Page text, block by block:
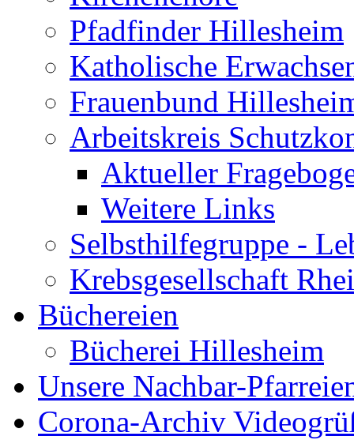
Pfadfinder Hillesheim
Katholische
Frauenbund
Arbeitskreis
Aktueller
Weitere Links
Selbsthilfegruppe -
Krebsgesellschaft
Büchereien
Bücherei Hillesheim
Unsere Nachbar-
Corona-Archiv